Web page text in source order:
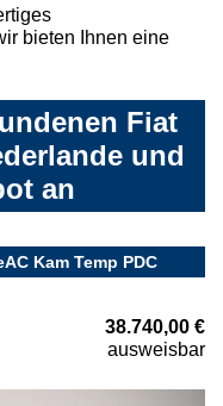
bieten Ihnen eine
Fiat
und
an
Kam Temp PDC
38.740,00 €
ausweisbar